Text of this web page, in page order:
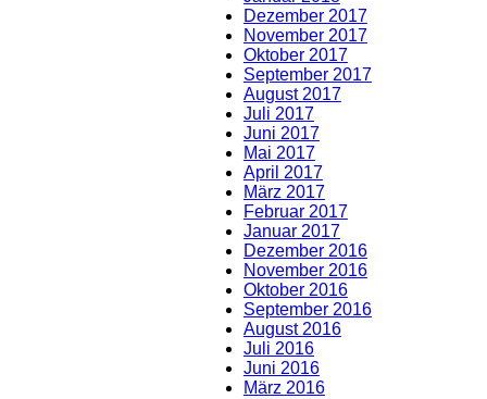
Dezember 2017
November 2017
Oktober 2017
September 2017
August 2017
Juli 2017
Juni 2017
Mai 2017
April 2017
März 2017
Februar 2017
Januar 2017
Dezember 2016
November 2016
Oktober 2016
September 2016
August 2016
Juli 2016
Juni 2016
März 2016